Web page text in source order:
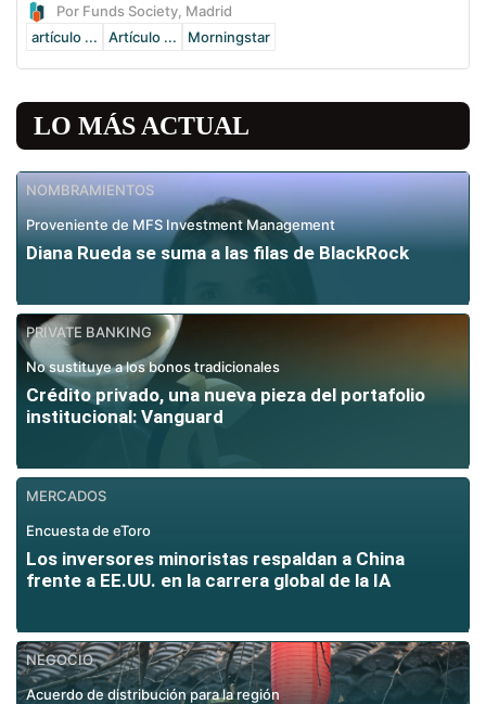
Por Funds Society, Madrid
artículo ...
Artículo ... Morningstar
LO MÁS ACTUAL
NOMBRAMIENTOS
Proveniente de MFS Investment Management
Diana Rueda se suma a las filas de BlackRock
PRIVATE BANKING
No sustituye a los bonos tradicionales
Crédito privado, una nueva pieza del portafolio
institucional: Vanguard
MERCADOS
Encuesta de eToro
Los inversores minoristas respaldan a China
frente a EE.UU. en la carrera global de la IA
NEGOCIO
Acuerdo de distribución para la región